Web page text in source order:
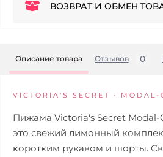
ВОЗВРАТ И ОБМЕН
Описание товара Отзывов 0
VICTORIA'S SECRET · MODAL-
Пижама Victoria's Secret
это свежий лимонный
коротким рукавом и шорты.